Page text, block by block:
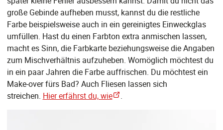
große Gebinde aufheben musst, kannst du die restliche
Farbe beispielsweise auch in ein gereinigtes Einweckglas
umfüllen. Hast du einen Farbton extra anmischen lassen,
macht es Sinn, die Farbkarte beziehungsweise die Angaben
zum Mischverhältnis aufzuheben. Womöglich möchtest du
in ein paar Jahren die Farbe auffrischen. Du möchtest ein
Make-over fürs Bad? Auch Fliesen lassen sich
streichen. Hier erfährst du, wie .